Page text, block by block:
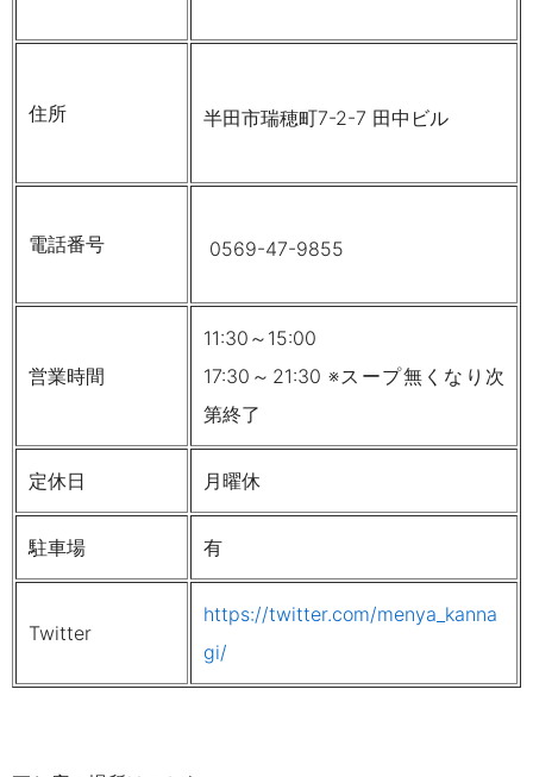
住所 半田市瑞穂町7-2-7 田中ビル
電話番号 0569-47-9855
営業時間
11:30～15:00
17:30～21:30 ※スープ無くなり次
第終了
定休日 月曜休
駐車場 有
Twitter
https://twitter.com/menya_kanna
gi/